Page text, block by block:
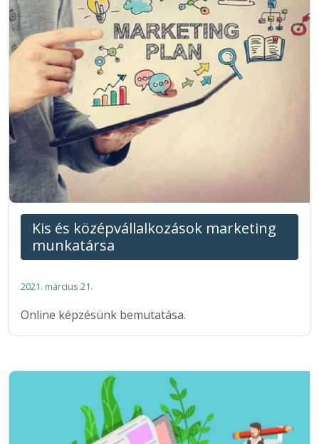
Kis és középvállalkozások marketing
munkatársa
2021. március 21.
Online képzésünk bemutatása.